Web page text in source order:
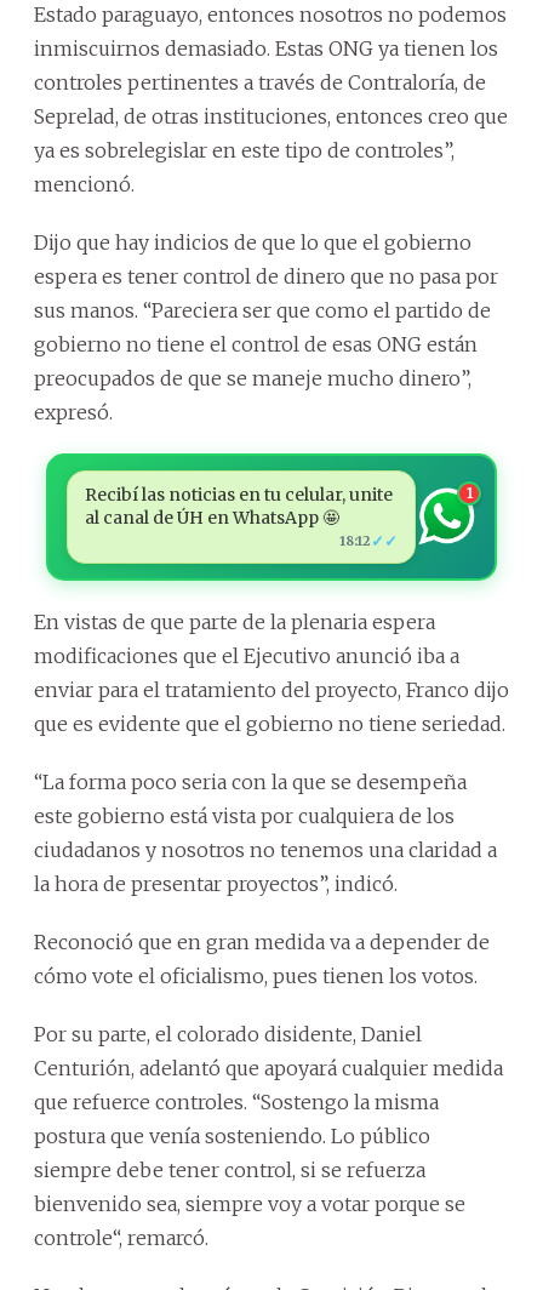
Estado paraguayo, entonces nosotros no podemos
inmiscuirnos demasiado. Estas ONG ya tienen los
controles pertinentes a través de Contraloría, de
Seprelad, de otras instituciones, entonces creo que
ya es sobrelegislar en este tipo de controles”,
mencionó.
Dijo que hay indicios de que lo que el gobierno
espera es tener control de dinero que no pasa por
sus manos. “Pareciera ser que como el partido de
gobierno no tiene el control de esas ONG están
preocupados de que se maneje mucho dinero”,
expresó.
Recibí las noticias en tu celular, unite
al canal de ÚH en WhatsApp 🤩
18:12 ✓✓
1
En vistas de que parte de la plenaria espera
modificaciones que el Ejecutivo anunció iba a
enviar para el tratamiento del proyecto, Franco dijo
que es evidente que el gobierno no tiene seriedad.
“La forma poco seria con la que se desempeña
este gobierno está vista por cualquiera de los
ciudadanos y nosotros no tenemos una claridad a
la hora de presentar proyectos”, indicó.
Reconoció que en gran medida va a depender de
cómo vote el oficialismo, pues tienen los votos.
Por su parte, el colorado disidente, Daniel
Centurión, adelantó que apoyará cualquier medida
que refuerce controles. “Sostengo la misma
postura que venía sosteniendo. Lo público
siempre debe tener control, si se refuerza
bienvenido sea, siempre voy a votar porque se
controle“, remarcó.